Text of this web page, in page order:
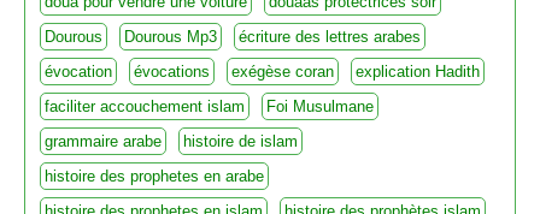
Dourous
Dourous Mp3
écriture des lettres arabes
évocation
évocations exégèse coran
explication Hadith
faciliter accouchement islam
Foi Musulmane
grammaire arabe
histoire de islam
histoire des prophetes en arabe